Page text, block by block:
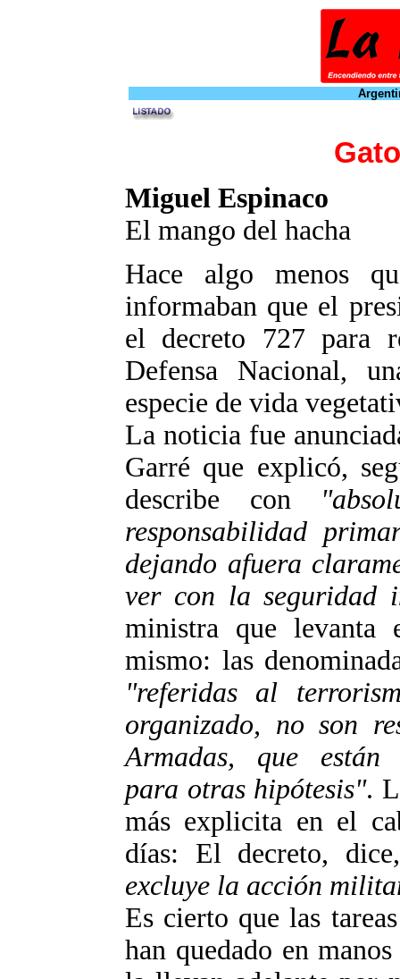
Miguel Espinaco
El mango del hacha
Hace algo menos
informaban que el
el decreto 727 para
Defensa Nacional,
especie de vida
La noticia fue
Garré que explicó,
describe con
responsabilidad
dejando afuera
ver con la seguridad
ministra que
mismo: las
"referidas al
organizado, no son
Armadas, que están
para otras hipótesis".
más explicita en el
días: El decreto,
excluye la acción
Es cierto que las
han quedado en